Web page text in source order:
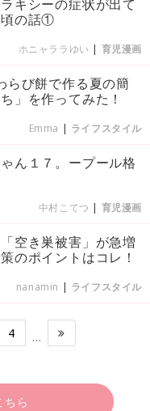
キシーの症状が出て
頃の話①
ホニャララゆい | 育児漫画
らび餅で作る夏の簡
」を作ってみた！
Emma | ライフスタイル
ん１７。ープール格
中村こてつ | 育児漫画
空き巣被害」が急増
のポイントはコレ！
nanamin | ライフスタイル
4 …
ちら